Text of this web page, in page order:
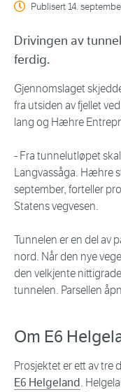
Publisert14.
Drivingen av
ferdig.
Gjennomslaget
fra utsiden av fjellet
lang og Hæhre
- Fra tunnelutløpet
Langvassåga. Hæhre
september, forteller
Statens vegvesen.
Tunnelen er en del av
nord. Når den nye
den velkjente
tunnelen. Parsellen
Om E6
Prosjektet er ett av tre
E6 Helgeland .